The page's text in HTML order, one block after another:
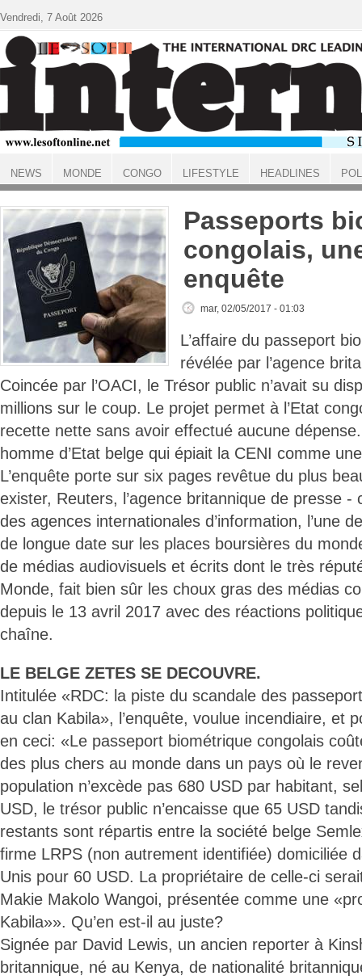
ACCUEIL
Passeports
congolais,
enquête
mar, 02/05/2017 - 01:03
L’affaire du passeport
révélée par l’agence
Coincée par l’OACI, le Trésor public n’avait su
millions sur le coup. Le projet permet à l’Etat
recette nette sans avoir effectué aucune
homme d’Etat belge qui épiait la CENI comme
L’enquête porte sur six pages revêtue du plus
exister, Reuters, l’agence britannique de presse -
des agences internationales d’information, l’une
de longue date sur les places boursières du
de médias audiovisuels et écrits dont le très
Monde, fait bien sûr les choux gras des médias
depuis le 13 avril 2017 avec des réactions
chaîne.
LE BELGE ZETES SE DECOUVRE.
Intitulée «RDC: la piste du scandale des
au clan Kabila», l’enquête, voulue incendiaire, et
en ceci: «Le passeport biométrique congolais
des plus chers au monde dans un pays où le
population n’excède pas 680 USD par habitant,
USD, le trésor public n’encaisse que 65 USD
restants sont répartis entre la société belge
firme LRPS (non autrement identifiée) domiciliée
Unis pour 60 USD. La propriétaire de celle-ci
Makie Makolo Wangoi, présentée comme une
Kabila»». Qu’en est-il au juste?
Signée par David Lewis, un ancien reporter à
britannique, né au Kenya, de nationalité
Vendredi, 7 Août 2026
NEWS MONDE CONGO LIFESTYLE HEADLINES